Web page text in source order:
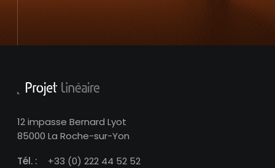
12 impasse Bernard Lyot
85000 La Roche-sur-Yon
Tél. :
+33 (0) 222 44 52 52